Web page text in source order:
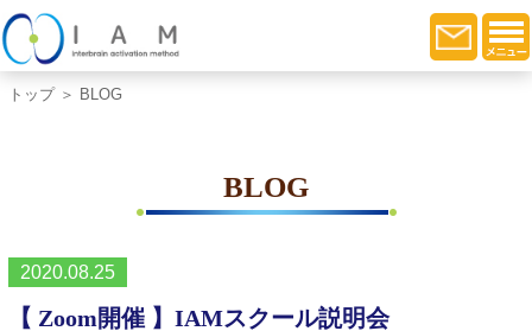
トップ＞ BLOG
BLOG
2020.08.25
【 Zoom開催 】IAMスクール説明会